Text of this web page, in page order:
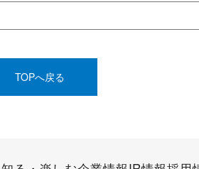
TOPへ戻る